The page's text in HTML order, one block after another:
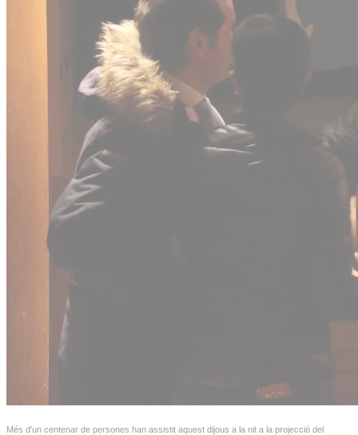
Més d'un centenar de persones han assistit aquest dijous a la nit a la projecció del